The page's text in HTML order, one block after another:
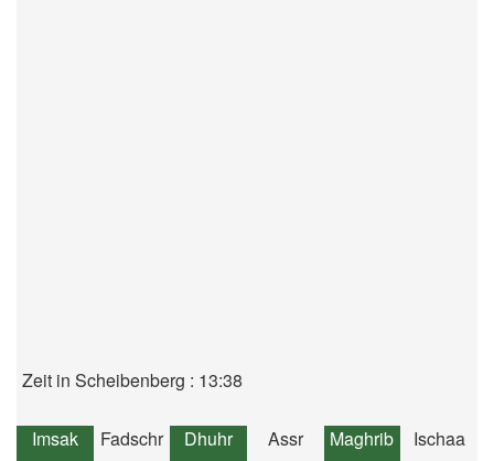
Zeit in Scheibenberg : 13:38
Imsak Fadschr Dhuhr Assr Maghrib Ischaa